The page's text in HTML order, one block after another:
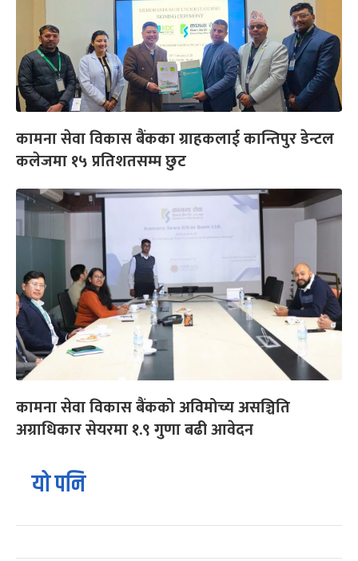
कामना सेवा विकास बैंकका ग्राहकलाई कान्तिपुर डेन्टल
कलेजमा १५ प्रतिशतसम्म छुट
कामना सेवा विकास बैंकको अविमोच्य असञ्चिति
अग्राधिकार सेयरमा १.९ गुणा बढी आवेदन
यो पनि